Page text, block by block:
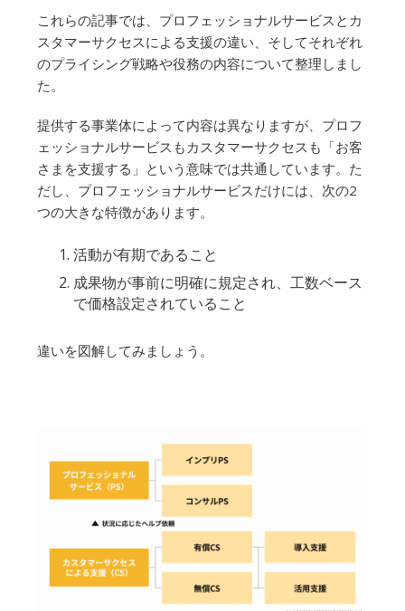
これらの記事では、プロフェッショナルサービスとカ
スタマーサクセスによる支援の違い、そしてそれぞれ
のプライシング戦略や役務の内容について整理しまし
た。
提供する事業体によって内容は異なりますが、プロフ
ェッショナルサービスもカスタマーサクセスも「お客
さまを支援する」という意味では共通しています。た
だし、プロフェッショナルサービスだけには、次の2
つの大きな特徴があります。
活動が有期であること
成果物が事前に明確に規定され、工数ベース
で価格設定されていること
違いを図解してみましょう。